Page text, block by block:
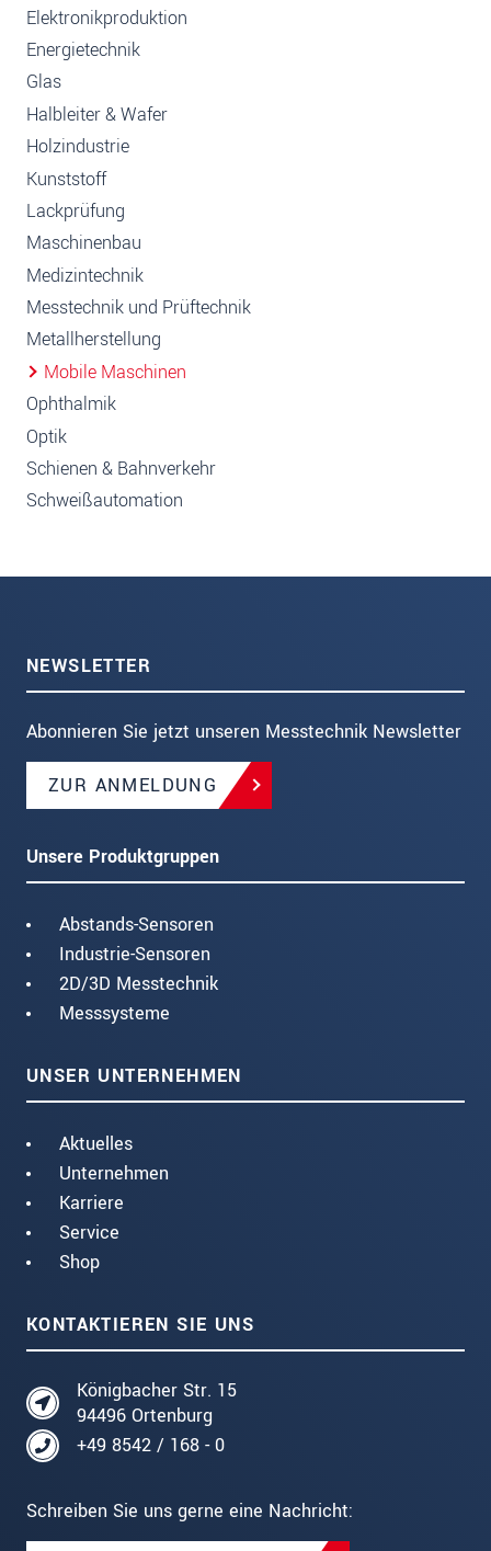
Elektronikproduktion
Energietechnik
Glas
Halbleiter & Wafer
Holzindustrie
Kunststoff
Lackprüfung
Maschinenbau
Medizintechnik
Messtechnik und Prüftechnik
Metallherstellung
Mobile Maschinen
Ophthalmik
Optik
Schienen & Bahnverkehr
Schweißautomation
NEWSLETTER
Abonnieren Sie jetzt unseren Messtechnik Newsletter
ZUR ANMELDUNG
Unsere Produktgruppen
Abstands-Sensoren
Industrie-Sensoren
2D/3D Messtechnik
Messsysteme
UNSER UNTERNEHMEN
Aktuelles
Unternehmen
Karriere
Service
Shop
KONTAKTIEREN SIE UNS
Königbacher Str. 15
94496 Ortenburg
+49 8542 / 168 - 0
Schreiben Sie uns gerne eine Nachricht: